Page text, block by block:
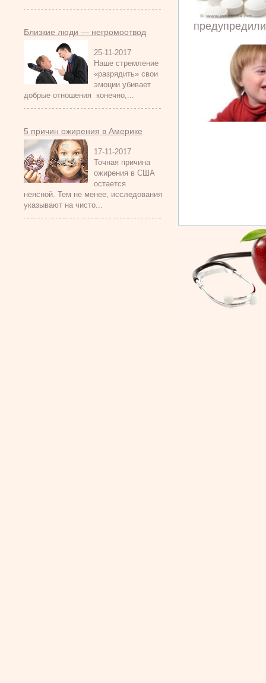
Близкие люди — негромоотвод
25-11-2017
Наше стремление
«разрядить» свои
эмоции убивает
добрые отношения конечно,...
5 причин ожирения в Америке
17-11-2017
Точная причина
ожирения в США
остается
неясной. Тем не менее, исследования
указывают на чисто...